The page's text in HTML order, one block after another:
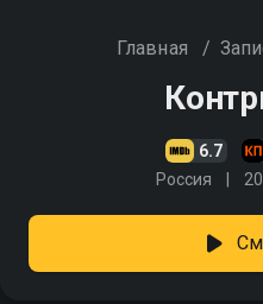
Главная /
6.7
Россия